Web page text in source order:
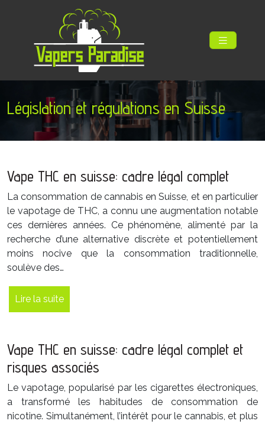
Législation et régulations en Suisse
Vape THC en suisse: cadre légal complet
La consommation de cannabis en Suisse, et en particulier
le vapotage de THC, a connu une augmentation notable
ces dernières années. Ce phénomène, alimenté par la
recherche d’une alternative discrète et potentiellement
moins nocive que la consommation traditionnelle,
soulève des…
Lire la suite
Vape THC en suisse: cadre légal complet et
risques associés
Le vapotage, popularisé par les cigarettes électroniques,
a transformé les habitudes de consommation de
nicotine. Simultanément, l’intérêt pour le cannabis, et plus